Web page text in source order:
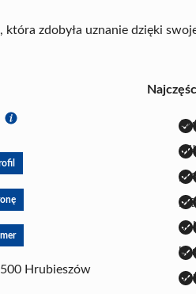
zdobyła uznanie dzięki
Hrubieszów